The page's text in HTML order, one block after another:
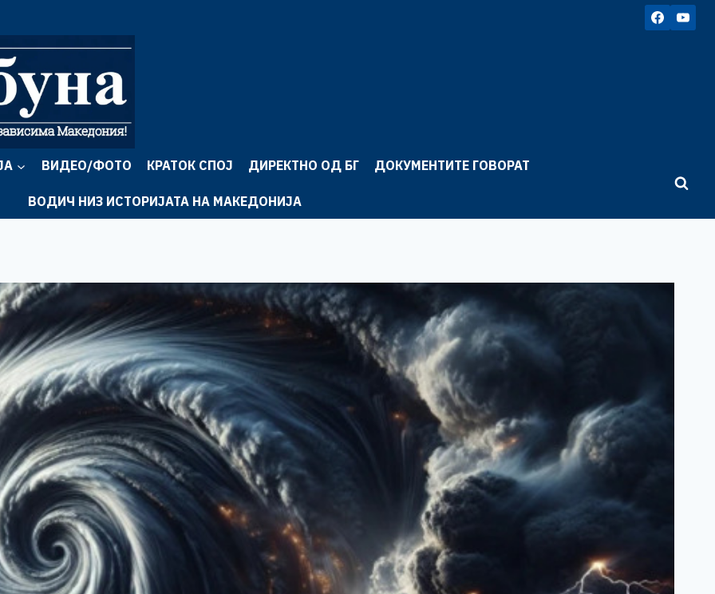
ВИДЕО/ФОТО КРАТОК СПОЈ ДИРЕКТНО ОД БГ ДОКУМЕНТИТЕ ГОВОРАТ
ВОДИЧ НИЗ ИСТОРИЈАТА НА МАКЕДОНИЈА